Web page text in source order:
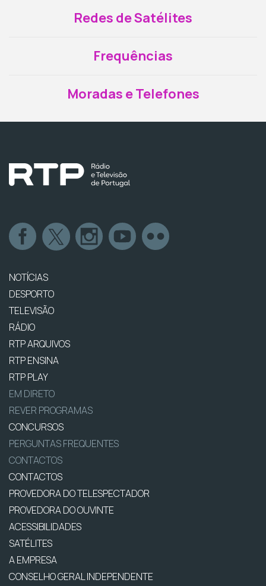
Redes de Satélites
Frequências
Moradas e Telefones
NOTÍCIAS
DESPORTO
TELEVISÃO
RÁDIO
RTP ARQUIVOS
RTP ENSINA
RTP PLAY
EM DIRETO
REVER PROGRAMAS
CONCURSOS
PERGUNTAS FREQUENTES
CONTACTOS
CONTACTOS
PROVEDORA DO TELESPECTADOR
PROVEDORA DO OUVINTE
ACESSIBILIDADES
SATÉLITES
A EMPRESA
CONSELHO GERAL INDEPENDENTE